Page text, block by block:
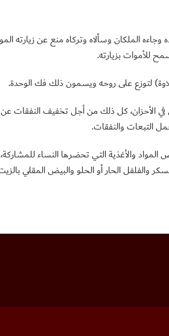
الملكان وسألاه وتركاه منع عن زيارته
للأموات بزيارته.
لتوزع على روحه ويسمون ذلك فك الوحدة.
كل ذلك من أجل تخفيف النفقات عن
التبعات والنفقات.
والأغذية التي تحضرها النساء
الحار أو الحلو والبيض المقلي